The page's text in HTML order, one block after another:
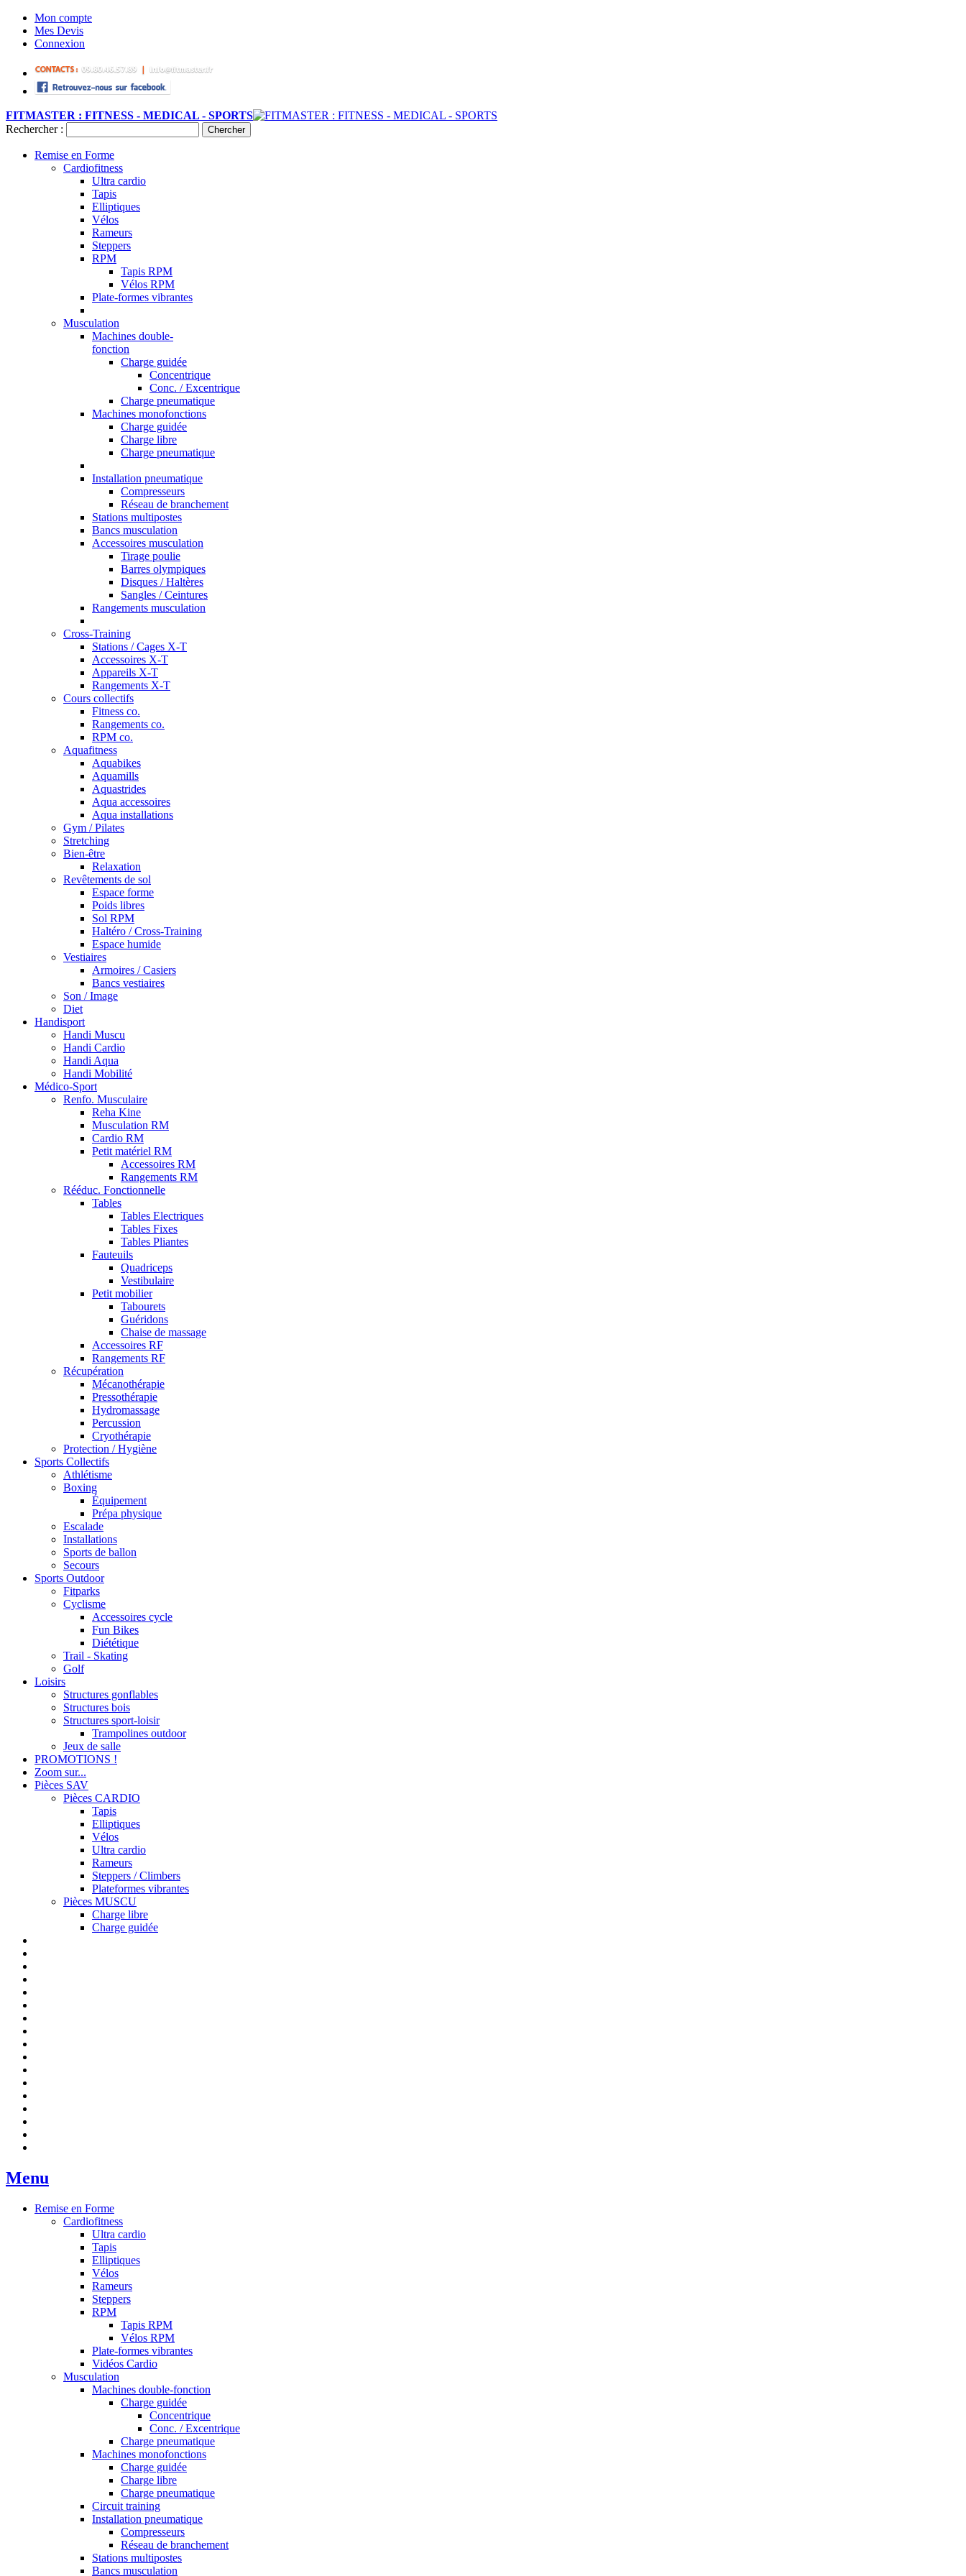
Mon compte
Mes Devis
Connexion
FITMASTER : FITNESS - MEDICAL - SPORTS
Rechercher :
Chercher
Remise en Forme
Cardiofitness
Ultra cardio
Tapis
Elliptiques
Vélos
Rameurs
Steppers
RPM
Tapis RPM
Vélos RPM
Plate-formes vibrantes
Musculation
Machines double-
fonction
Charge guidée
Concentrique
Conc. / Excentrique
Charge pneumatique
Machines monofonctions
Charge guidée
Charge libre
Charge pneumatique
Installation pneumatique
Compresseurs
Réseau de branchement
Stations multipostes
Bancs musculation
Accessoires musculation
Tirage poulie
Barres olympiques
Disques / Haltères
Sangles / Ceintures
Rangements musculation
Cross-Training
Stations / Cages X-T
Accessoires X-T
Appareils X-T
Rangements X-T
Cours collectifs
Fitness co.
Rangements co.
RPM co.
Aquafitness
Aquabikes
Aquamills
Aquastrides
Aqua accessoires
Aqua installations
Gym / Pilates
Stretching
Bien-être
Relaxation
Revêtements de sol
Espace forme
Poids libres
Sol RPM
Haltéro / Cross-Training
Espace humide
Vestiaires
Armoires / Casiers
Bancs vestiaires
Son / Image
Diet
Handisport
Handi Muscu
Handi Cardio
Handi Aqua
Handi Mobilité
Médico-Sport
Renfo. Musculaire
Reha Kine
Musculation RM
Cardio RM
Petit matériel RM
Accessoires RM
Rangements RM
Rééduc. Fonctionnelle
Tables
Tables Electriques
Tables Fixes
Tables Pliantes
Fauteuils
Quadriceps
Vestibulaire
Petit mobilier
Tabourets
Guéridons
Chaise de massage
Accessoires RF
Rangements RF
Récupération
Mécanothérapie
Pressothérapie
Hydromassage
Percussion
Cryothérapie
Protection / Hygiène
Sports Collectifs
Athlétisme
Boxing
Équipement
Prépa physique
Escalade
Installations
Sports de ballon
Secours
Sports Outdoor
Fitparks
Cyclisme
Accessoires cycle
Fun Bikes
Diététique
Trail - Skating
Golf
Loisirs
Structures gonflables
Structures bois
Structures sport-loisir
Trampolines outdoor
Jeux de salle
PROMOTIONS !
Zoom sur...
Pièces SAV
Pièces CARDIO
Tapis
Elliptiques
Vélos
Ultra cardio
Rameurs
Steppers / Climbers
Plateformes vibrantes
Pièces MUSCU
Charge libre
Charge guidée
Menu
Remise en Forme
Cardiofitness
Ultra cardio
Tapis
Elliptiques
Vélos
Rameurs
Steppers
RPM
Tapis RPM
Vélos RPM
Plate-formes vibrantes
Vidéos Cardio
Musculation
Machines double-fonction
Charge guidée
Concentrique
Conc. / Excentrique
Charge pneumatique
Machines monofonctions
Charge guidée
Charge libre
Charge pneumatique
Circuit training
Installation pneumatique
Compresseurs
Réseau de branchement
Stations multipostes
Bancs musculation